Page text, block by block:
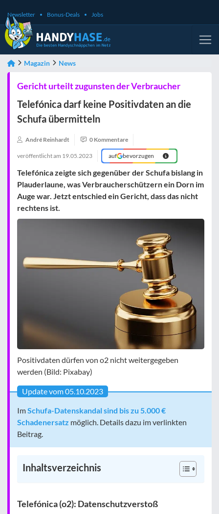
Newsletter Bonus-Deals Jobs
Magazin News
Gericht urteilt zugunsten der Verbraucher
Telefónica darf keine Positivdaten an die
Schufa übermitteln
André Reinhardt 0 Kommentare
veröffentlicht am 19.05.2023 auf bevorzugen
Telefónicazeigte sich gegenüber derSchufa bislang in
Plauderlaune, wasVerbraucherschützernein Dorn im
Auge war. Jetzt entschied ein Gericht, dass das nicht
rechtens ist.
Positivdaten dürfen von o2 nicht weitergegeben
werden (Bild: Pixabay)
Update vom 05.10.2023
ImSchufa-Datenskandal sind bis zu 5.000 €
Schadenersatz möglich. Details dazu im verlinkten
Beitrag.
Inhaltsverzeichnis
Telefónica (o2): Datenschutzverstoß